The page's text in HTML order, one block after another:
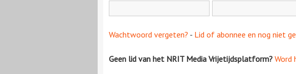
Wachtwoord vergeten? - Lid of abonnee en nog niet
Geen lid van het NRIT Media Vrijetijdsplatform? Word